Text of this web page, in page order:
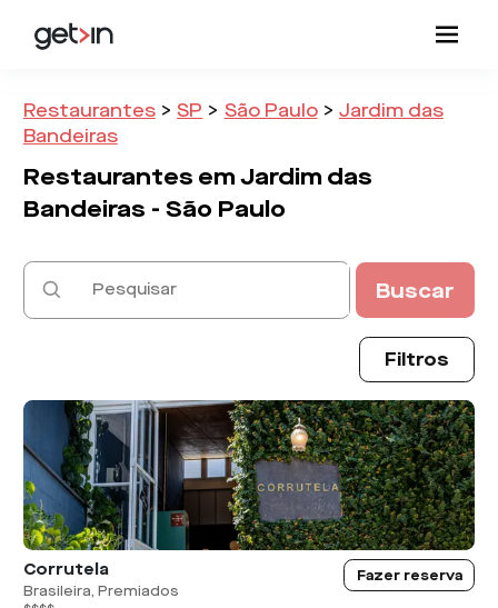
Restaurantes > SP > São Paulo > Jardim das
Bandeiras
Restaurantes emJardim das
Bandeiras - São Paulo
Buscar
Filtros
Corrutela
Brasileira, Premiados
Fazer reserva